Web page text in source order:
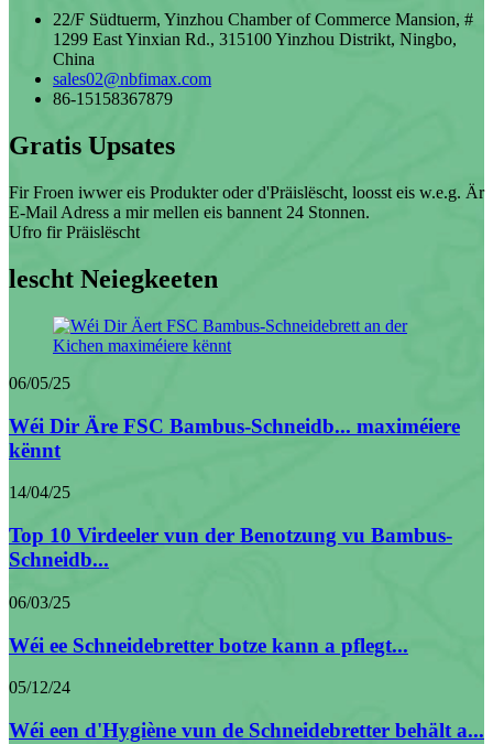
22/F Südtuerm, Yinzhou Chamber of Commerce Mansion, #
1299 East Yinxian Rd., 315100 Yinzhou Distrikt, Ningbo,
China
sales02@nbfimax.com
86-15158367879
Gratis Upsates
Fir Froen iwwer eis Produkter oder d'Präislëscht, loosst eis w.e.g. Är
E-Mail Adress a mir mellen eis bannent 24 Stonnen.
Ufro fir Präislëscht
lescht Neiegkeeten
06/05/25
Wéi Dir Äre FSC Bambus-Schneidb... maximéiere
kënnt
14/04/25
Top 10 Virdeeler vun der Benotzung vu Bambus-
Schneidb...
06/03/25
Wéi ee Schneidebretter botze kann a pflegt...
05/12/24
Wéi een d'Hygiène vun de Schneidebretter behält a...